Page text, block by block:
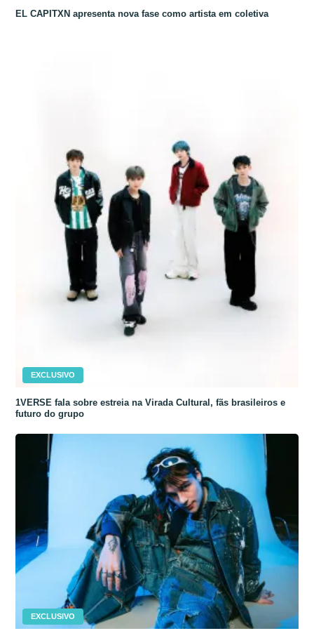
EL CAPITXN apresenta nova fase como artista em coletiva
EXCLUSIVO
1VERSE fala sobre estreia na Virada Cultural, fãs brasileiros e
futuro do grupo
EXCLUSIVO